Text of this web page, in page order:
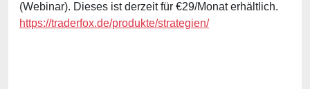
(Webinar). Dieses ist derzeit für €29/Monat erhältlich.
https://traderfox.de/produkte/strategien/